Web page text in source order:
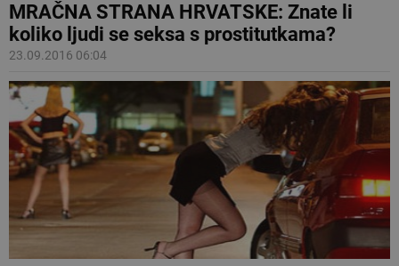
MRAČNA STRANA HRVATSKE: Znate li
koliko ljudi se seksa s prostitutkama?
23.09.2016 06:04